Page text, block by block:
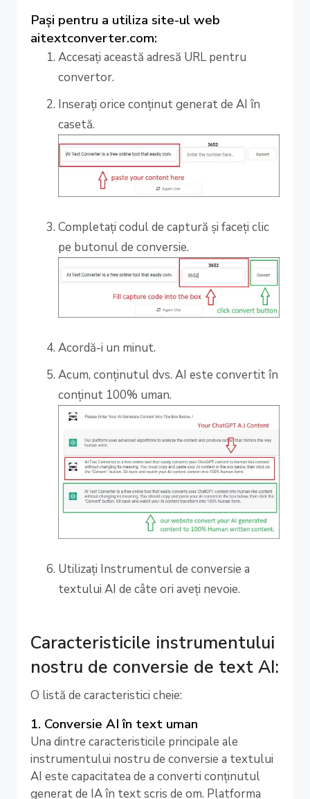
Pași pentru a utiliza site-ul web
aitextconverter.com:
Accesați această adresă URL pentru
convertor.
Inserați orice conținut generat de AI în
casetă.
Completați codul de captură și faceți clic
pe butonul de conversie.
Acordă-i un minut.
Acum, conținutul dvs. AI este convertit în
conținut 100% uman.
Utilizați Instrumentul de conversie a
textului AI de câte ori aveți nevoie.
Caracteristicile instrumentului
nostru de conversie de text AI:
O listă de caracteristici cheie:
1. Conversie AI în text uman
Una dintre caracteristicile principale ale
instrumentului nostru de conversie a textului
AI este capacitatea de a converti conținutul
generat de IA în text scris de om. Platforma